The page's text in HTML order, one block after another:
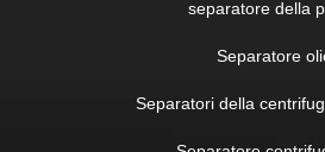
separatore della
Separatore
Separatori della